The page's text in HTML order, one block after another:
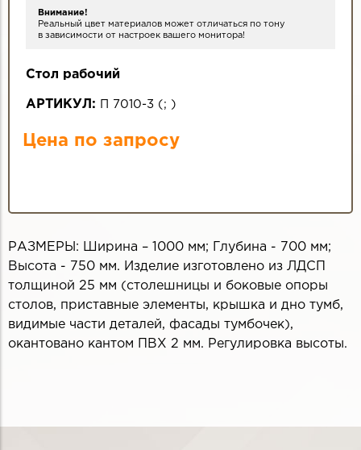
Внимание!
Реальный цвет материалов может отличаться по тону
в зависимости от настроек вашего монитора!
Стол рабочий
АРТИКУЛ: П 7010-3 ( ; )
Цена по запросу
РАЗМЕРЫ: Ширина – 1000 мм; Глубина - 700 мм;
Высота - 750 мм. Изделие изготовлено из ЛДСП
толщиной 25 мм (столешницы и боковые опоры
столов, приставные элементы, крышка и дно тумб,
видимые части деталей, фасады тумбочек),
окантовано кантом ПВХ 2 мм. Регулировка высоты.